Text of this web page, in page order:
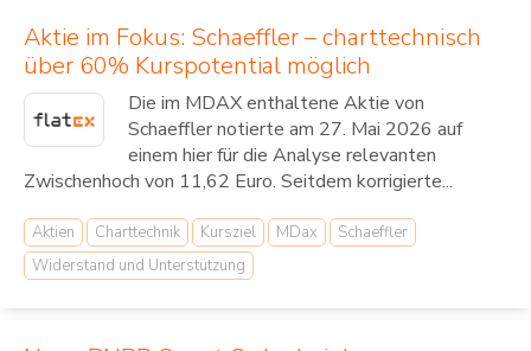
Aktie im Fokus: Schaeffler – charttechnisch
über 60% Kurspotential möglich
Die im MDAX enthaltene Aktie von
Schaeffler notierte am 27. Mai 2026 auf
einem hier für die Analyse relevanten
Zwischenhoch von 11,62 Euro. Seitdem korrigierte...
Aktien Charttechnik Kursziel MDax
Schaeffler
Widerstand und Unterstützung